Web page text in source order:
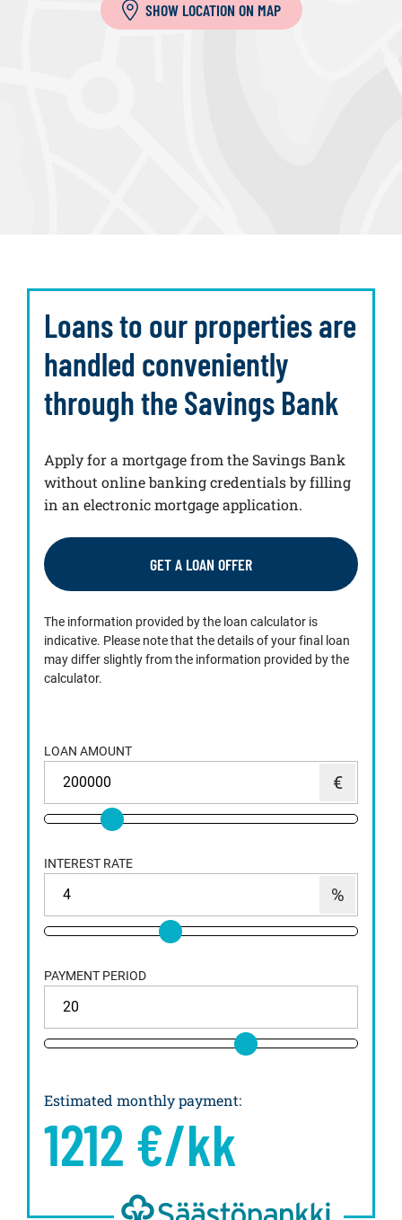
SHOW LOCATION ON MAP
Loans to our properties are
handled conveniently
through the Savings Bank
Apply for a mortgage from the Savings Bank
without online banking credentials by filling
in an electronic mortgage application.
GET A LOAN OFFER
The information provided by the loan calculator is
indicative. Please note that the details of your final loan
may differ slightly from the information provided by the
calculator.
LOAN AMOUNT
INTEREST RATE
PAYMENT PERIOD
Estimated monthly payment:
1212 €/kk